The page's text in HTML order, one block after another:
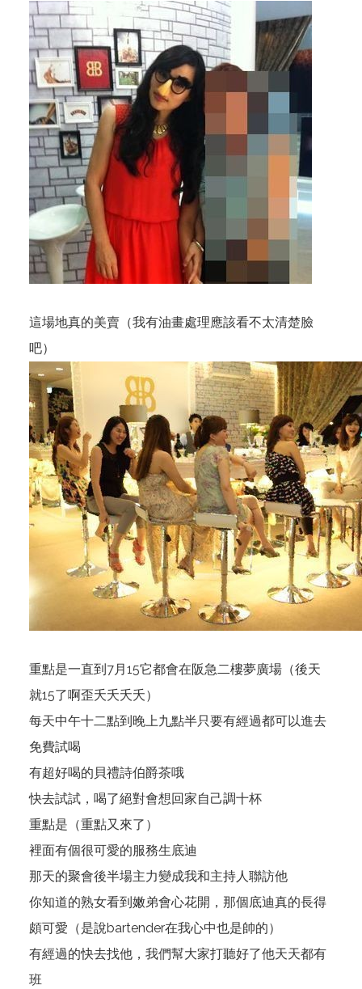
這場地真的美賣（我有油畫處理應該看不太清楚臉
吧）
重點是一直到7月15它都會在阪急二樓夢廣場（後天
就15了啊歪夭夭夭夭）
每天中午十二點到晚上九點半只要有經過都可以進去
免費試喝
有超好喝的貝禮詩伯爵茶哦
快去試試，喝了絕對會想回家自己調十杯
重點是（重點又來了）
裡面有個很可愛的服務生底迪
那天的聚會後半場主力變成我和主持人聯訪他
你知道的熟女看到嫩弟會心花開，那個底迪真的長得
頗可愛（是說bartender在我心中也是帥的）
有經過的快去找他，我們幫大家打聽好了他天天都有
班